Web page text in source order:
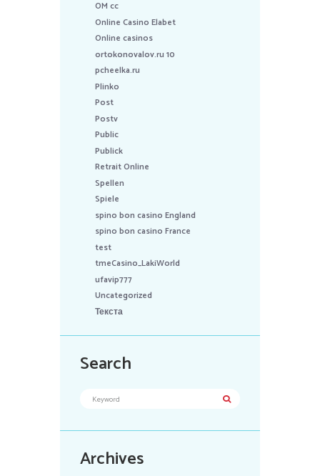
OM cc
Online Casino Elabet
Online casinos
ortokonovalov.ru 10
pcheelka.ru
Plinko
Post
Postv
Public
Publick
Retrait Online
Spellen
Spiele
spino bon casino England
spino bon casino France
test
tmeCasino_LakiWorld
ufavip777
Uncategorized
Текста
Search
Archives